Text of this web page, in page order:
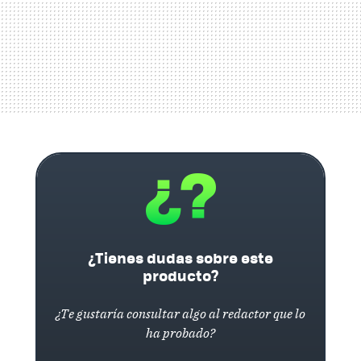
¿Tienes dudas sobre este
producto?
¿Te gustaría consultar algo al redactor que lo
ha probado?